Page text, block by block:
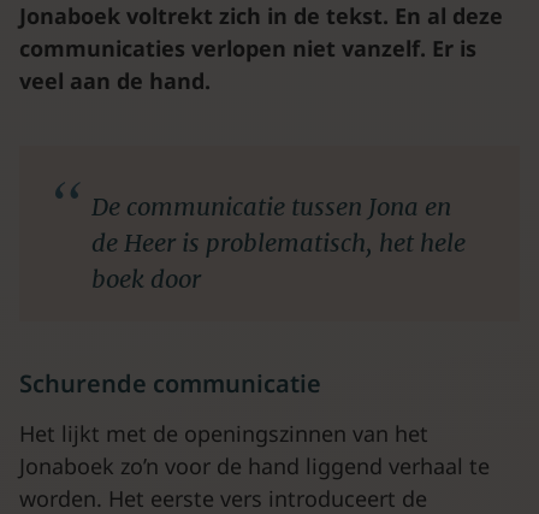
Jonaboek voltrekt zich in de tekst. En al deze
communicaties verlopen niet vanzelf. Er is
veel aan de hand.
De communicatie tussen Jona en
de Heer is problematisch, het hele
boek door
Schurende communicatie
Het lijkt met de openingszinnen van het
Jonaboek zo’n voor de hand liggend verhaal te
worden. Het eerste vers introduceert de